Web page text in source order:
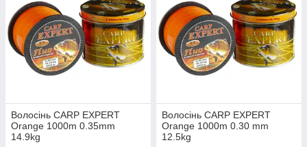
Волосінь CARP EXPERT
Orange 1000m 0.35mm
14.9kg
Волосінь CARP EXPERT
Orange 1000m 0.30 mm
12.5kg